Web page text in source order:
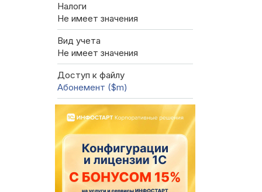
Налоги
Не имеет значения
Вид учета
Не имеет значения
Доступ к файлу
Абонемент ($m)